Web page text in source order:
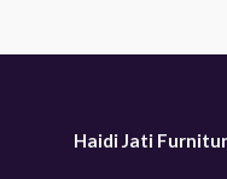
Haidi Jati